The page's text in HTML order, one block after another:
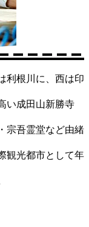
利根川に、西は印
い成田山新勝寺
宗吾霊堂など由緒
観光都市として年